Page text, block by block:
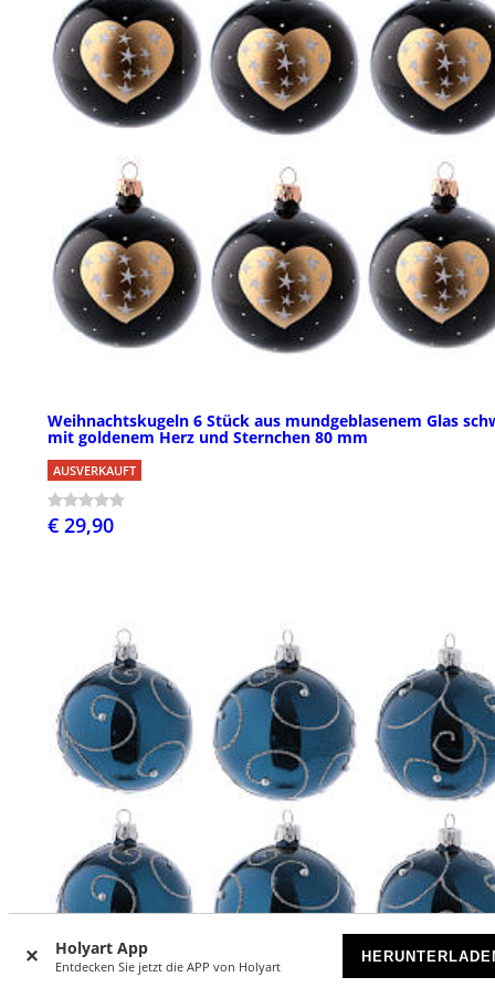
Holyart App
Entdecken Sie jetzt die APP von Holyart
Weihnachtskugeln 6 Stück aus mundgeblasenem Glas
mit goldenem Herz und Sternchen 80 mm
AUSVERKAUFT
€ 29,90